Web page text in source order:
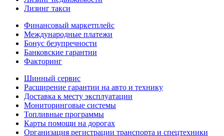
Лизинг такси
Финансовый маркетплейс
Международные платежи
Бонус безупречности
Банковские гарантии
Факторинг
Шинный сервис
Расширение гарантии на авто и технику
Доставка к месту эксплуатации
Мониторинговые системы
Топливные программы
Карты помощи на дорогах
Организация регистрации транспорта и спецтехники